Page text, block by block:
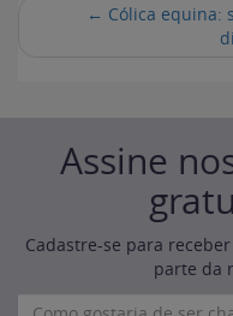
← Cólica equina:
Assine
Cadastre-se para
parte da